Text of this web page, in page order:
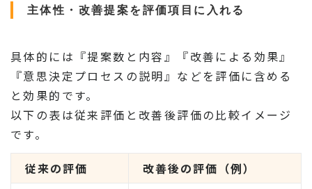
主体性・改善提案を評価項目に入れる
具体的には『提案数と内容』『改善による効果』
『意思決定プロセスの説明』などを評価に含める
と効果的です。
以下の表は従来評価と改善後評価の比較イメージ
です。
従来の評価
改善後の評価（例）